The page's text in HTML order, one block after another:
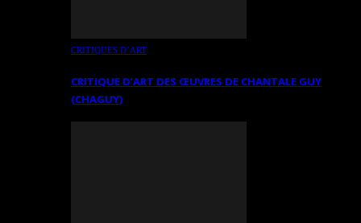
CRITIQUES D’ART
CRITIQUE D’ART DES ŒUVRES DE CHANTALE GUY
(CHAGUY)